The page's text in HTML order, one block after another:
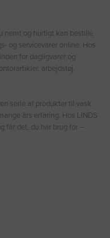
nemt og hurtigt kan bestille
og servicevarer online. Hos
for dagligvarer og
arbejdstøj,
serie af produkter til vask
års erfaring. Hos LINDS
får det, du har brug for –